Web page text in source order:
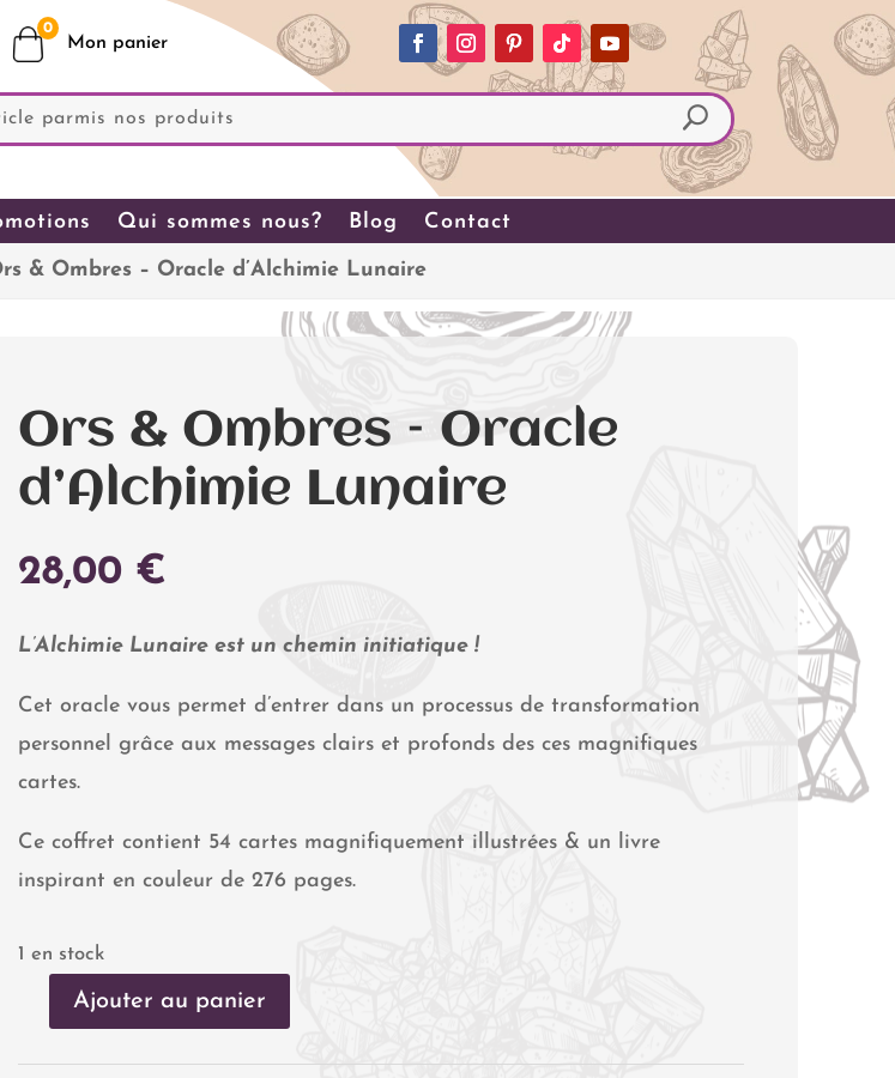
0
Qui sommes nous? Blog Contact
& Ombres – Oracle d’Alchimie Lunaire
Ors & Ombres – Oracle
d’Alchimie Lunaire
28,00 €
L’Alchimie Lunaire est un chemin initiatique !
Cet oracle vous permet d’entrer dans un processus de transformation
personnel grâce aux messages clairs et profonds des ces magnifiques
cartes.
Ce coffret contient 54 cartes magnifiquement illustrées & un livre
inspirant en couleur de 276 pages.
1 en stock
quantité
Ajouter au panier